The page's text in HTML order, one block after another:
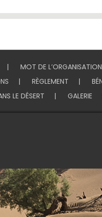
MOT DE L’ORGANISATION
RÈGLEMENT
LE DÉSERT GALERIE